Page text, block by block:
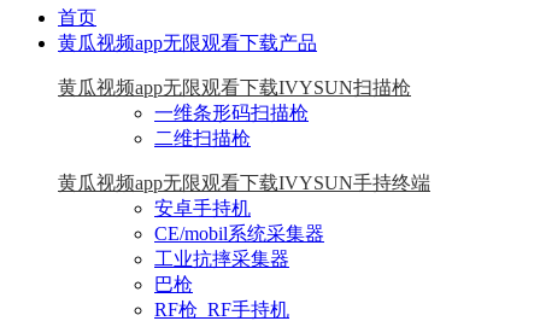
首页
黄瓜视频app无限观看下载产品
黄瓜视频app无限观看下载IVYSUN扫描枪
一维条形码扫描枪
二维扫描枪
黄瓜视频app无限观看下载IVYSUN手持终端
安卓手持机
CE/mobil系统采集器
工业抗摔采集器
巴枪
RF枪_RF手持机